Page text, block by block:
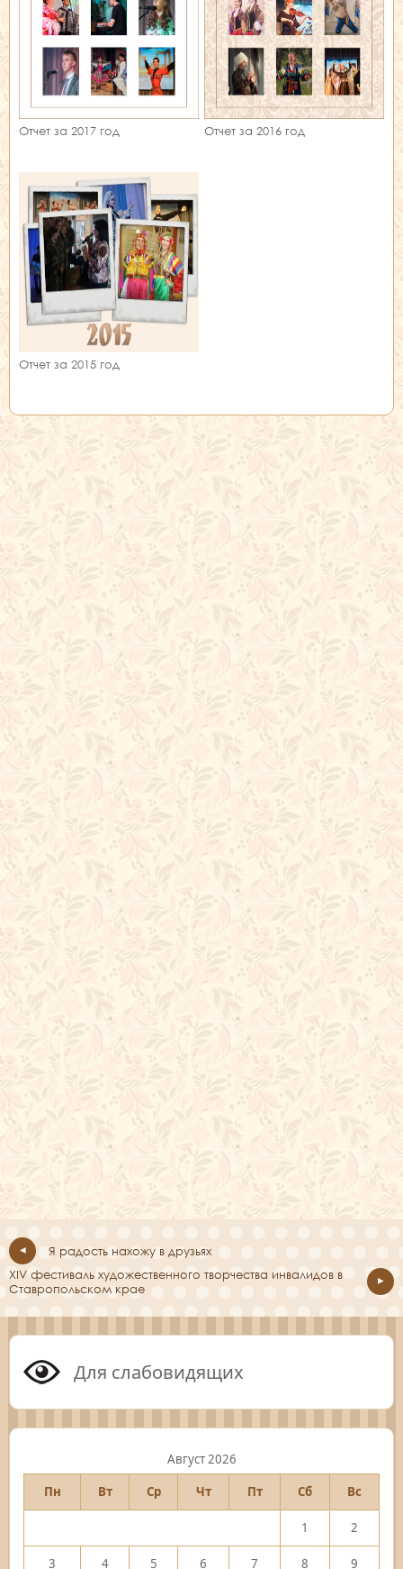
Отчет за 2017 год Отчет за 2016 год
Отчет за 2015 год
Я радость нахожу в друзьях
XIV фестиваль художественного творчества инвалидов в
Ставропольском крае
Для слабовидящих
Август 2026
Пн
Вт Ср Чт Пт Сб Вс
1 2
3 4 5 6 7 8 9